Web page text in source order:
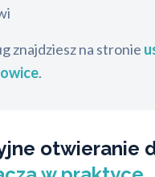
znajdziesz na stronie
.
otwieranie